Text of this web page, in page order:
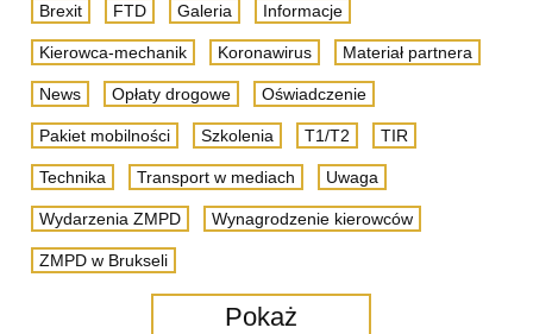
Brexit FTD Galeria Informacje
Kierowca-mechanik Koronawirus Materiał partnera
News Opłaty drogowe Oświadczenie
Pakiet mobilności Szkolenia T1/T2 TIR
Technika Transport w mediach Uwaga
Wydarzenia ZMPD Wynagrodzenie kierowców
ZMPD w Brukseli
Pokaż